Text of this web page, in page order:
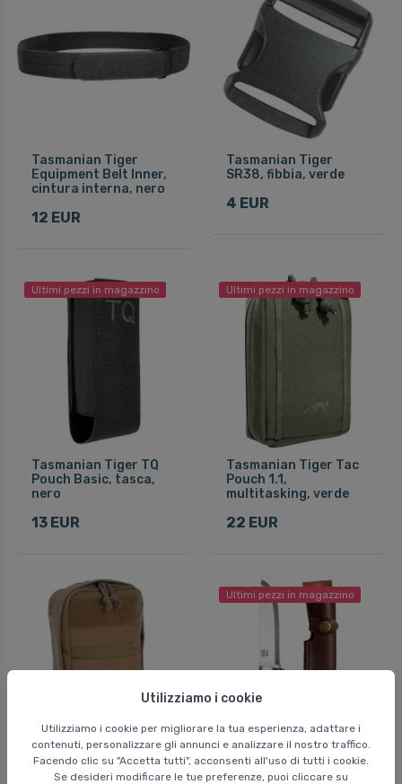
Utilizziamo i cookie
Utilizziamo i cookie per migliorare la tua esperienza, adattare i
contenuti, personalizzare gli annunci e analizzare il nostro traffico.
Facendo clic su "Accetta tutti", acconsenti all'uso di tutti i cookie.
Se desideri modificare le tue preferenze, puoi cliccare su
Tasmanian Tiger
Equipment Belt Inner,
cintura interna, nero
12 EUR
Tasmanian Tiger
SR38, fibbia, verde
4 EUR
Ultimi pezzi in magazzino
Tasmanian Tiger TQ
Pouch Basic, tasca,
nero
13 EUR
Ultimi pezzi in magazzino
Tasmanian Tiger Tac
Pouch 1.1,
multitasking, verde
22 EUR
Tasmanian Tiger Tac
Ultimi pezzi in magazzino
Oyo Rondane Junior